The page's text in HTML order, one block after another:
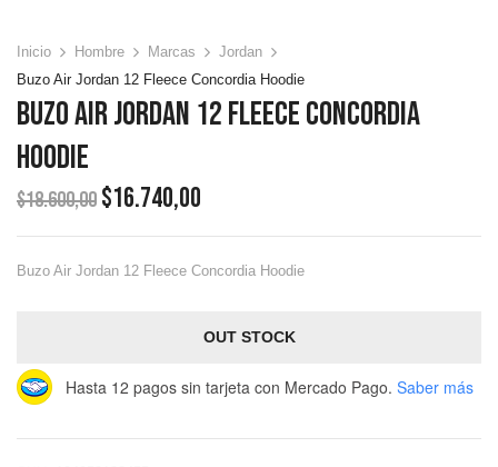
Inicio Hombre Marcas
Jordan
Buzo Air Jordan 12 Fleece Concordia Hoodie
Buzo Air Jordan 12 Fleece Concordia
Hoodie
$18.600,00 $16.740,00
Buzo Air Jordan 12 Fleece Concordia Hoodie
OUT STOCK
Hasta 12 pagos sin tarjeta con Mercado Pago. Saber más